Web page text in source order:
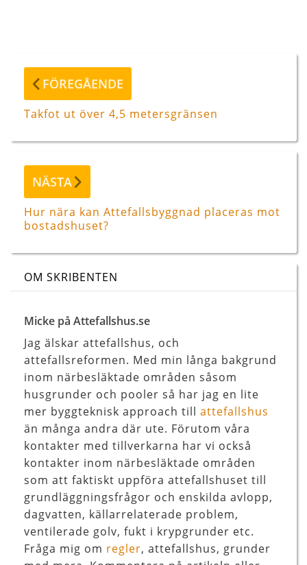
Föregående
inlägg
FÖREGÅENDE
Takfot ut över 4,5 metersgränsen
Nästa
inlägg
NÄSTA
Hur nära kan Attefallsbyggnad placeras mot
bostadshuset?
OM SKRIBENTEN
Micke på Attefallshus.se
Jag älskar attefallshus, och
attefallsreformen. Med min långa bakgrund
inom närbesläktade områden såsom
husgrunder och pooler så har jag en lite
mer byggteknisk approach till attefallshus
än många andra där ute. Förutom våra
kontakter med tillverkarna har vi också
kontakter inom närbesläktade områden
som att faktiskt uppföra attefallshuset till
grundläggningsfrågor och enskilda avlopp,
dagvatten, källarrelaterade problem,
ventilerade golv, fukt i krypgrunder etc.
Fråga mig om regler, attefallshus, grunder